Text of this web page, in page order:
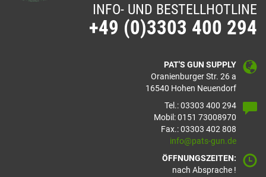
INFO- UND BESTELLHOTLINE
+49 (0)3303 400 294
PAT'S GUN SUPPLY
Oranienburger Str. 26 a
16540 Hohen Neuendorf
Tel.: 03303 400 294
Mobil: 0151 73008970
Fax.: 03303 402 808
info@pats-gun.de
ÖFFNUNGSZEITEN:
nach Absprache !